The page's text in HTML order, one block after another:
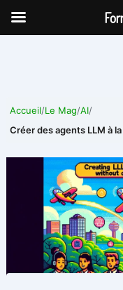
Aller
Accueil/Le Mag/AI/
Créer des agents LLM à